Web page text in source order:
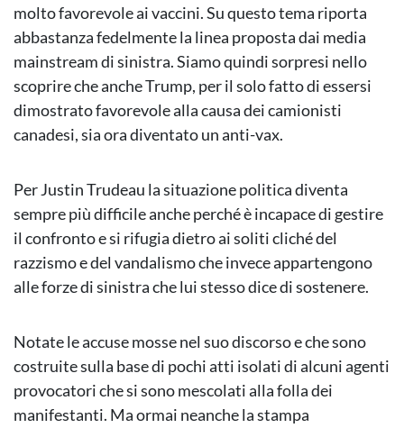
molto favorevole ai vaccini. Su questo tema riporta
abbastanza fedelmente la linea proposta dai media
mainstream di sinistra. Siamo quindi sorpresi nello
scoprire che anche Trump, per il solo fatto di essersi
dimostrato favorevole alla causa dei camionisti
canadesi, sia ora diventato un anti-vax.
Per Justin Trudeau la situazione politica diventa
sempre più difficile anche perché è incapace di gestire
il confronto e si rifugia dietro ai soliti cliché del
razzismo e del vandalismo che invece appartengono
alle forze di sinistra che lui stesso dice di sostenere.
Notate le accuse mosse nel suo discorso e che sono
costruite sulla base di pochi atti isolati di alcuni agenti
provocatori che si sono mescolati alla folla dei
manifestanti. Ma ormai neanche la stampa